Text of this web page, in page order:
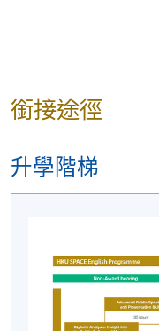
申請人須知
入學申請將按照先
除非對課堂細節進
被接受，您應該
本校恕不批准退
非本地申請人/非
銜接途徑
升學階梯